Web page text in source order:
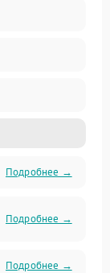
Подробнее →
Подробнее →
Подробнее →